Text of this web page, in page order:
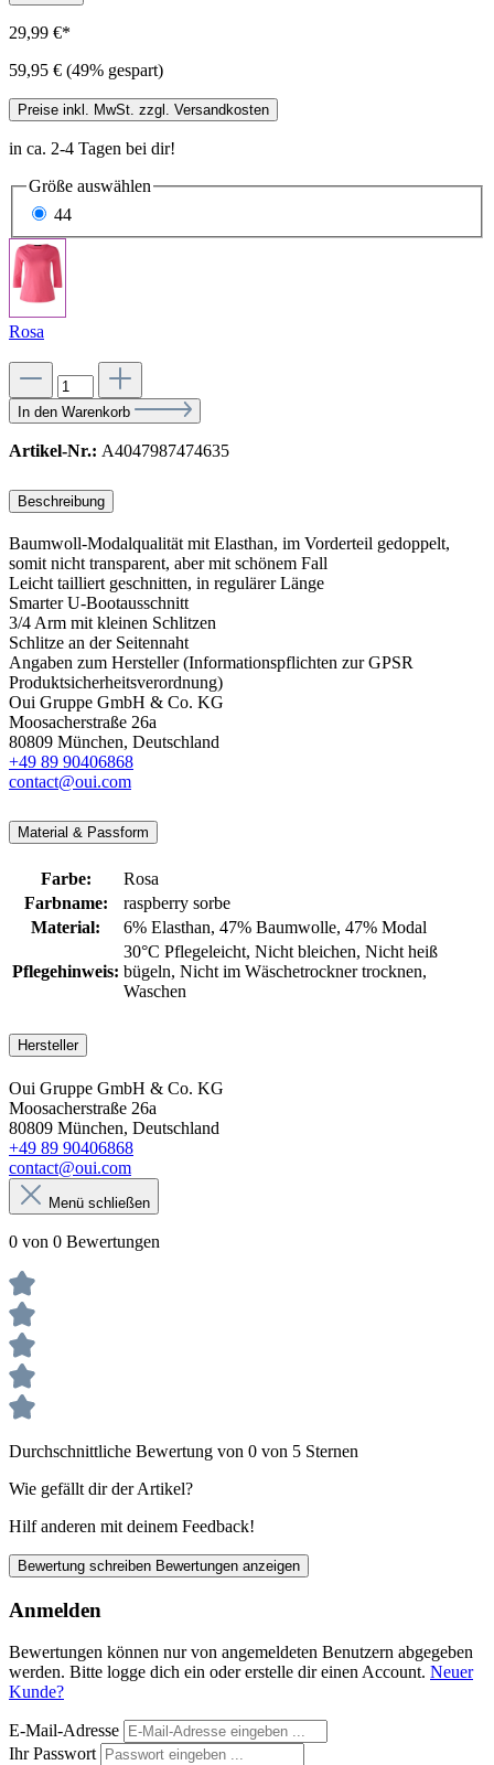
29,99 €*
59,95 € (49% gespart)
Preise inkl. MwSt. zzgl. Versandkosten
in ca. 2-4 Tagen bei dir!
Größe auswählen
44
Rosa
In den Warenkorb
Artikel-Nr.: A4047987474635
Beschreibung
Baumwoll-Modalqualität mit Elasthan, im Vorderteil gedoppelt,
somit nicht transparent, aber mit schönem Fall
Leicht tailliert geschnitten, in regulärer Länge
Smarter U-Bootausschnitt
3/4 Arm mit kleinen Schlitzen
Schlitze an der Seitennaht
Angaben zum Hersteller (Informationspflichten zur GPSR
Produktsicherheitsverordnung)
Oui Gruppe GmbH & Co. KG
Moosacherstraße 26a
80809 München, Deutschland
+49 89 90406868
contact@oui.com
Material & Passform
Farbe:
Rosa
Farbname:
raspberry sorbe
Material:
6% Elasthan, 47% Baumwolle, 47% Modal
Pflegehinweis:
30°C Pflegeleicht, Nicht bleichen, Nicht heiß
bügeln, Nicht im Wäschetrockner trocknen,
Waschen
Hersteller
Oui Gruppe GmbH & Co. KG
Moosacherstraße 26a
80809 München, Deutschland
+49 89 90406868
contact@oui.com
Menü schließen
0 von 0 Bewertungen
Durchschnittliche Bewertung von 0 von 5 Sternen
Wie gefällt dir der Artikel?
Hilf anderen mit deinem Feedback!
Bewertung schreiben Bewertungen anzeigen
Anmelden
Bewertungen können nur von angemeldeten Benutzern abgegeben
werden. Bitte logge dich ein oder erstelle dir einen Account. Neuer
Kunde?
E-Mail-Adresse
Ihr Passwort